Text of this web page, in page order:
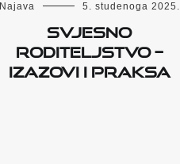
Najava 5. studenoga 2025.
Svjesno
roditeljstvo –
izazovi i praksa